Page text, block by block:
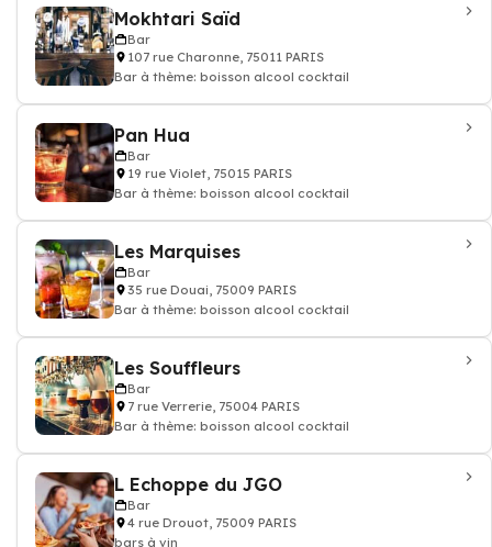
Mokhtari Saïd
Bar
107 rue Charonne, 75011 PARIS
Bar à thème: boisson alcool cocktail
Pan Hua
Bar
19 rue Violet, 75015 PARIS
Bar à thème: boisson alcool cocktail
Les Marquises
Bar
35 rue Douai, 75009 PARIS
Bar à thème: boisson alcool cocktail
Les Souffleurs
Bar
7 rue Verrerie, 75004 PARIS
Bar à thème: boisson alcool cocktail
L Echoppe du JGO
Bar
4 rue Drouot, 75009 PARIS
bars à vin